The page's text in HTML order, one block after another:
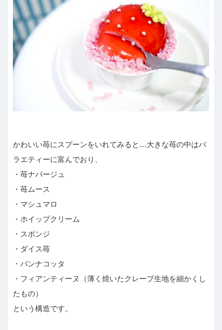
かわいい苺にスプーンをいれてみると…大きな苺の中はバ
ラエティーに富んでおり、
・苺ナパージュ
・苺ムース
・マシュマロ
・ホイップクリーム
・スポンジ
・ダイス苺
・パンナコッタ
・フィアンティーヌ（薄く焼いたクレープ生地を細かくし
たもの）
という構造です。